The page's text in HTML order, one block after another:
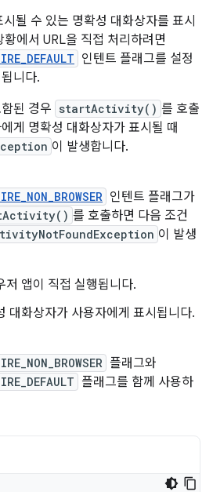
될 수 있는 명확성 대화상자를 표시
에서 URL을 직접 처리하려면
인텐트 플래그를 설정
니다.
된 경우 startActivity() 를 호출
게 명확성 대화상자가 표시될 때
이 발생합니다.
인텐트 플래그가
를 호출하면 다음 조건
이 발생
저 앱이 직접 실행됩니다.
대화상자가 사용자에게 표시됩니다.
플래그와
플래그를 함께 사용하